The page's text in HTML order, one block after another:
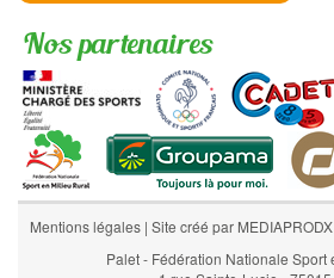
Nos partenaires
Mentions légales | Site créé par MEDIAPRODX
Palet - Fédération Nationale Sport